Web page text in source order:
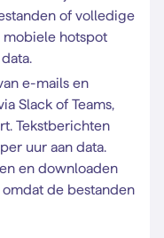
of volledige
mobiele hotspot
e-mails en
Slack of Teams,
Tekstberichten
uur aan data.
en downloaden
de bestanden